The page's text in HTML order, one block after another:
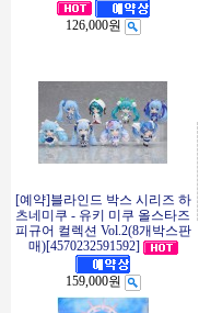
126,000원
[예약]블라인드 박스 시리즈 하
츠네미쿠 - 유키 미쿠 올스타즈
피규어 컬렉션 Vol.2(8개박스판
매)[4570232591592]
159,000원